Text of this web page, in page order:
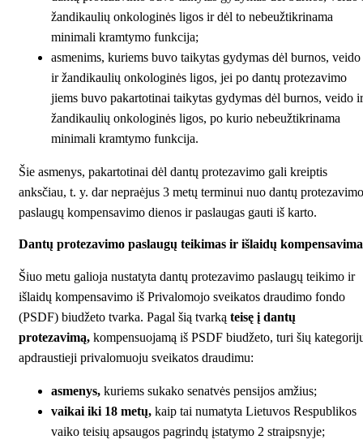
žandikaulių onkologinės ligos ir dėl to nebeužtikrinama
minimali kramtymo funkcija;
asmenims, kuriems buvo taikytas gydymas dėl burnos, veido
ir žandikaulių onkologinės ligos, jei po dantų protezavimo
jiems buvo pakartotinai taikytas gydymas dėl burnos, veido ir
žandikaulių onkologinės ligos, po kurio nebeužtikrinama
minimali kramtymo funkcija.
Šie asmenys, pakartotinai dėl dantų protezavimo gali kreiptis
anksčiau, t. y. dar nepraėjus 3 metų terminui nuo dantų protezavimo
paslaugų kompensavimo dienos ir paslaugas gauti iš karto.
Dantų protezavimo paslaugų teikimas ir išlaidų
Šiuo metu galioja nustatyta dantų protezavimo paslaugų teikimo ir
išlaidų kompensavimo iš Privalomojo sveikatos draudimo fondo
(PSDF) biudžeto tvarka. Pagal šią tvarką teisę į dantų
protezavimą, kompensuojamą iš PSDF biudžeto, turi šių
apdraustieji privalomuoju sveikatos draudimu:
asmenys, kuriems sukako senatvės pensijos amžius;
vaikai iki 18 metų, kaip tai numatyta Lietuvos Respublikos
vaiko teisių apsaugos pagrindų įstatymo 2 straipsnyje;